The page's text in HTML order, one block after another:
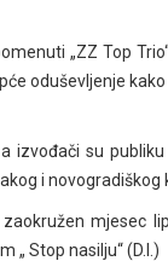
„ZZ Top
oduševljenje
izvođači su
i novogradiškog
mjesec
„ Stop nasilju“ (D.I.)